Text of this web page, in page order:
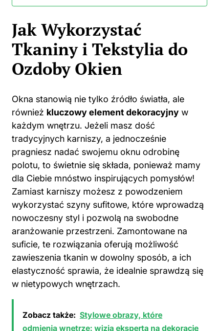
Jak Wykorzystać
Tkaniny i Tekstylia do
Ozdoby Okien
Okna stanowią nie tylko źródło światła, ale
również kluczowy element dekoracyjny w
każdym wnętrzu. Jeżeli masz dość
tradycyjnych karniszy, a jednocześnie
pragniesz nadać swojemu oknu odrobinę
polotu, to świetnie się składa, ponieważ mamy
dla Ciebie mnóstwo inspirujących pomysłów!
Zamiast karniszy możesz z powodzeniem
wykorzystać szyny sufitowe, które wprowadzą
nowoczesny styl i pozwolą na swobodne
aranżowanie przestrzeni. Zamontowane na
suficie, te rozwiązania oferują możliwość
zawieszenia tkanin w dowolny sposób, a ich
elastyczność sprawia, że idealnie sprawdzą się
w nietypowych wnętrzach.
Zobacz także: Stylowe obrazy, które
odmienią wnętrze: wizja eksperta na dekorację